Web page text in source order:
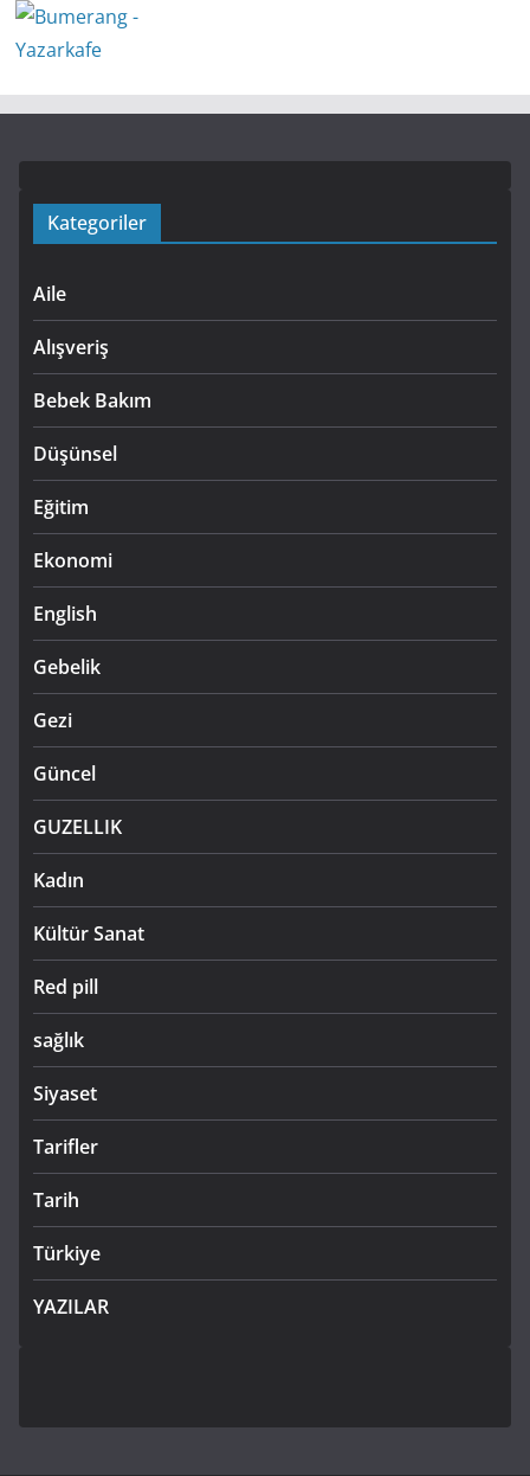
Kategoriler
Aile
Alışveriş
Bebek Bakım
Düşünsel
Eğitim
Ekonomi
English
Gebelik
Gezi
Güncel
GUZELLIK
Kadın
Kültür Sanat
Red pill
sağlık
Siyaset
Tarifler
Tarih
Türkiye
YAZILAR